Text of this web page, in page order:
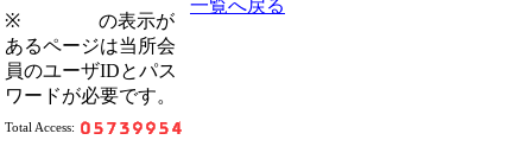
※
の表示が
あるページは当所会
員のユーザIDとパス
ワードが必要です。
Total Access:
一覧へ戻る